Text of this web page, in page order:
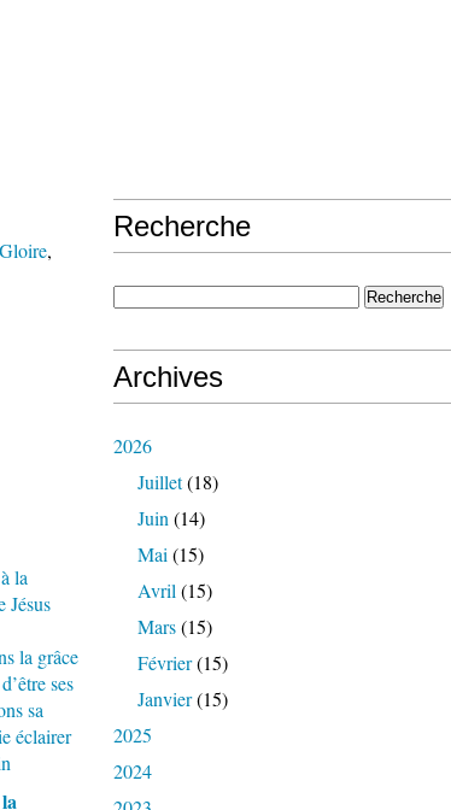
Gloire,
Recherche
Archives
2026
Juillet(18)
Juin (14)
Mai (15)
Avril (15)
Mars(15)
Février(15)
Janvier(15)
2025
2024